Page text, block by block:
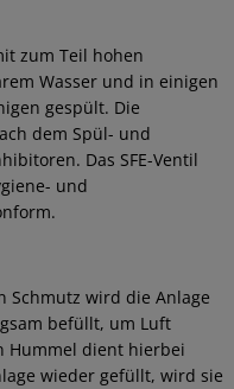
zum Teil hohen
Wasser und in einigen
gespült. Die
dem Spül- und
Das SFE-Ventil
und
Schmutz wird die Anlage
befüllt, um Luft
Hummel dient hierbei
wieder gefüllt, wird sie